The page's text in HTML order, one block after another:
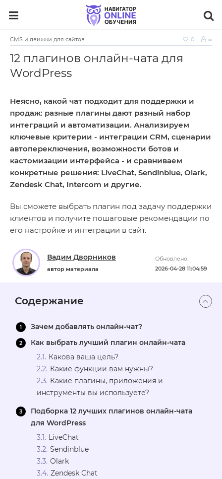
CMS и движки для сайтов 0 ∞
12 плагинов онлайн‑чата для
WordPress
Неясно, какой чат подходит для поддержки и
продаж: разные плагины дают разный набор
интеграций и автоматизации. Анализируем
ключевые критерии - интеграции CRM, сценарии
автопереключения, возможности ботов и
кастомизации интерфейса - и сравниваем
конкретные решения: LiveChat, Sendinblue, Olark,
Zendesk Chat, Intercom и другие.
Вы сможете выбрать плагин под задачу поддержки
клиентов и получите пошаговые рекомендации по
его настройке и интеграции в сайт.
Обновлено:
2026-04-28 11:04:59
Вадим Дворников
автор материала
Содержание
Зачем добавлять онлайн-чат?
Как выбрать лучший плагин онлайн-чата
Какова ваша цель?
Какие функции вам нужны?
Какие плагины, приложения и
инструменты вы используете?
Подборка 12 лучших плагинов онлайн-чата
для WordPress
LiveChat
Sendinblue
Olark
Zendesk Chat